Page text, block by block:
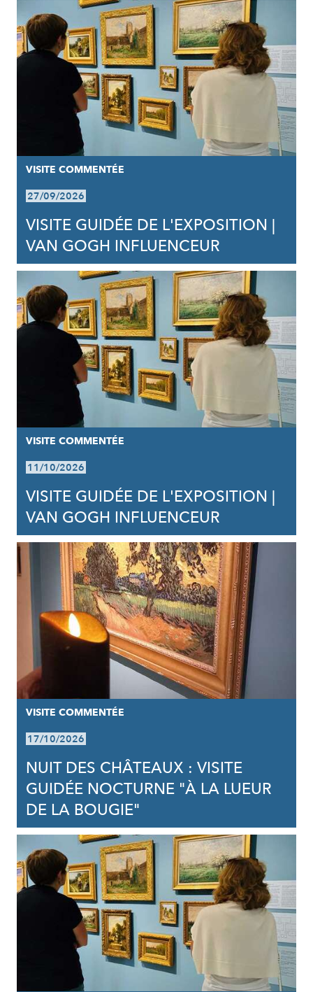
VISITE COMMENTÉE
27/09/2026
VISITE GUIDÉE DE L'EXPOSITION |
VAN GOGH INFLUENCEUR
VISITE COMMENTÉE
11/10/2026
VISITE GUIDÉE DE L'EXPOSITION |
VAN GOGH INFLUENCEUR
VISITE COMMENTÉE
17/10/2026
NUIT DES CHÂTEAUX : VISITE
GUIDÉE NOCTURNE "À LA LUEUR
DE LA BOUGIE"